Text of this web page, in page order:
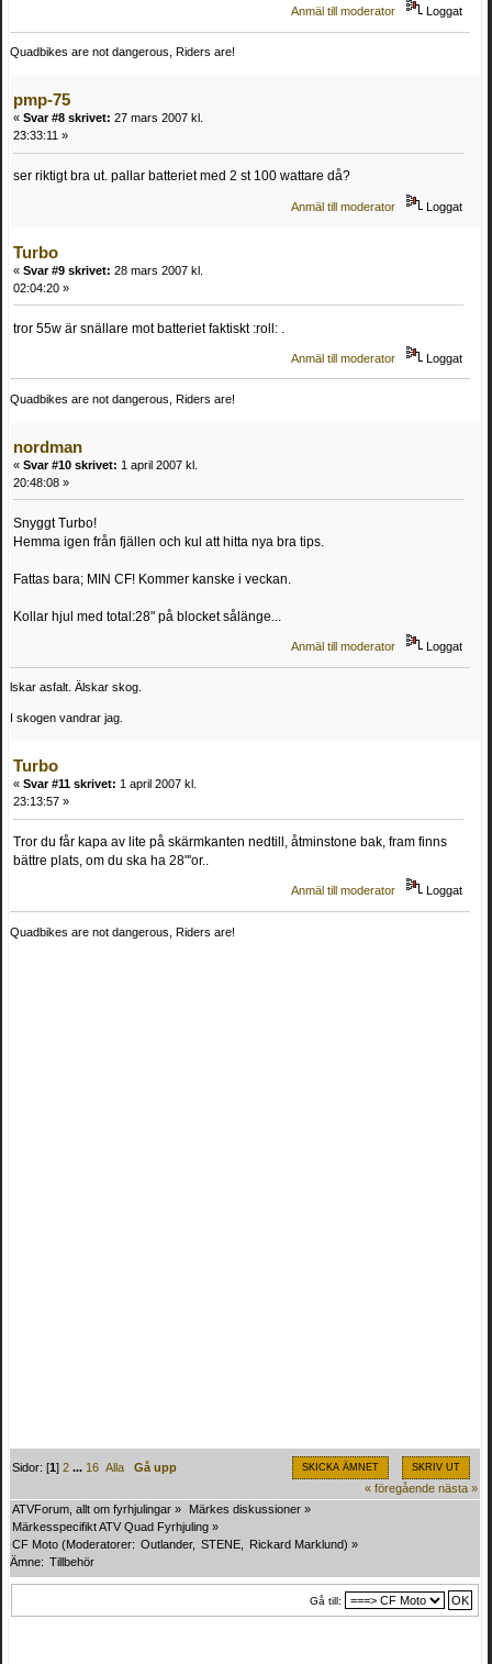
Anmäl till moderator Loggat
Quadbikes are not dangerous, Riders are!
pmp-75
« Svar #8 skrivet: 27 mars 2007 kl.
23:33:11 »
ser riktigt bra ut. pallar batteriet med 2 st 100 wattare då?
Anmäl till moderator Loggat
Turbo
« Svar #9 skrivet: 28 mars 2007 kl.
02:04:20 »
tror 55w är snällare mot batteriet faktiskt :roll: .
Anmäl till moderator Loggat
Quadbikes are not dangerous, Riders are!
nordman
« Svar #10 skrivet: 1 april 2007 kl.
20:48:08 »
Snyggt Turbo!
Hemma igen från fjällen och kul att hitta nya bra tips.
Fattas bara; MIN CF! Kommer kanske i veckan.
Kollar hjul med total:28" på blocket sålänge...
Anmäl till moderator Loggat
lskar asfalt. Älskar skog.
I skogen vandrar jag.
Turbo
« Svar #11 skrivet: 1 april 2007 kl.
23:13:57 »
Tror du får kapa av lite på skärmkanten nedtill, åtminstone bak, fram finns
bättre plats, om du ska ha 28"'or..
Anmäl till moderator Loggat
Quadbikes are not dangerous, Riders are!
SKICKA ÄMNET SKRIV UT
Sidor: [1]2 ... 16 Alla
Gå upp
« föregående nästa »
ATVForum, allt om fyrhjulingar » Märkes diskussioner »
Märkesspecifikt ATV Quad Fyrhjuling »
CF Moto (Moderatorer: Outlander, STENE Rickard Marklund) »
Ämne: Tillbehör
Gå till: